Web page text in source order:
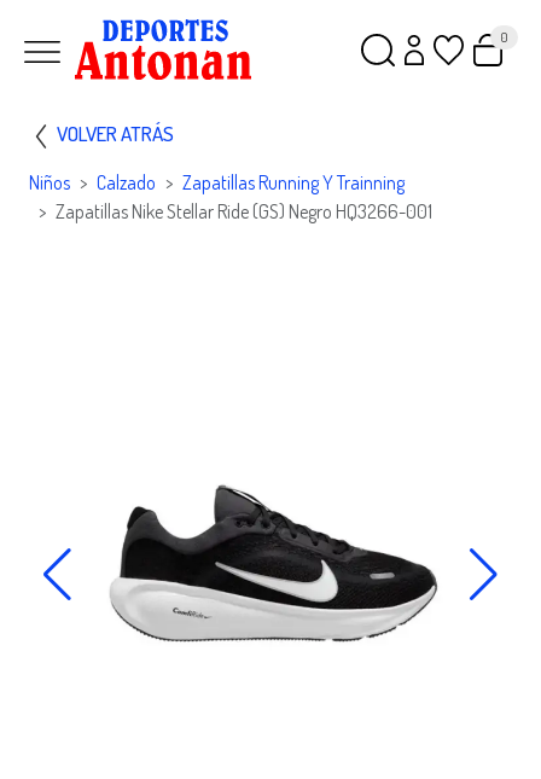
0
VOLVER ATRÁS
Niños Calzado
Zapatillas Running Y Trainning
Zapatillas Nike Stellar Ride (GS) Negro HQ3266-001